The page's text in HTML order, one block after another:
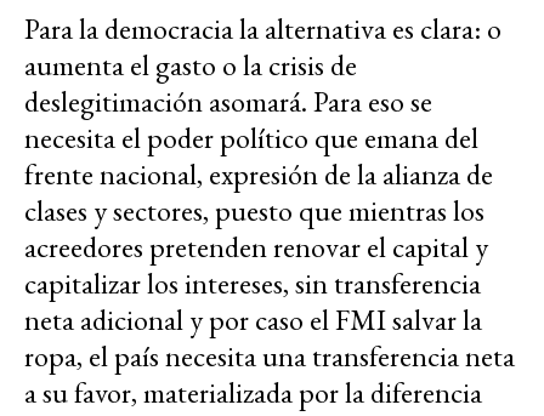
Para la democracia la alternativa es clara: o
aumenta el gasto o la crisis de
deslegitimación asomará. Para eso se
necesita el poder político que emana del
frente nacional, expresión de la alianza de
clases y sectores, puesto que mientras los
acreedores pretenden renovar el capital y
capitalizar los intereses, sin transferencia
neta adicional y por caso el FMI salvar la
ropa, el país necesita una transferencia neta
a su favor, materializada por la diferencia